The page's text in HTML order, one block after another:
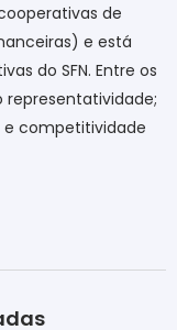
de
e está
do SFN. Entre os
e competitividade